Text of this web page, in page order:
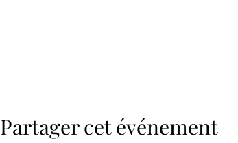
Partager cet événement